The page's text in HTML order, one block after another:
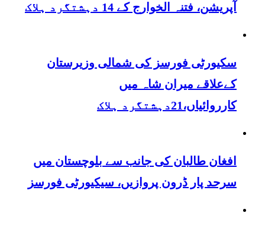
آپریشن، فتنہ الخوارج کے 14 دہشتگرد ہلاک
سکیورٹی فورسز کی شمالی وزیرستان
کےعلاقے میران شاہ میں
کارروائیاں،21دہشتگرد ہلاک
افغان طالبان کی جانب سے بلوچستان میں
سرحد پار ڈرون پروازیں، سیکیورٹی فورسز